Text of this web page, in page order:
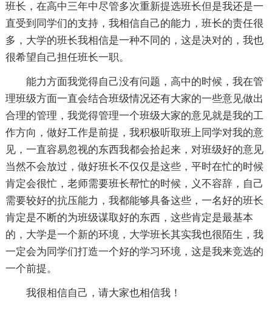
班长，在高中三年中尽管多次重新提选班长但是我还是一
直受到同学们的支持，我相信自己的能力，班长的责任很
多，大学的班长我相信是一种不同的，这是决对的，我也
很希望自己担任班长一职。
能力方面我觉得自己没有问题，高中的时候，我在管
理班级方面一直会结合班级情况还有大家的一些意见做出
合理的管理，我觉得管理一个班级大家的意见就是我的工
作方向，做好工作是前提，我积极听取班上同学对我的意
见，一直容易忽视的东西我都会拾起来，对班级好的意见
当然不会放过，做好班长不仅仅是这些，平时在忙的时候
肯定会很忙，老师需要班长帮忙的时候，义不容辞，自己
需要较好的抗压能力，我都能够具备这些，一名好的班长
肯定是不断的为班级谋取好的东西，这些肯定是最基本
的，大学是一个新的环境，大学班长其实我也很陌生，我
一定会为同学们打造一个好的学习环境，这是我来竞选的
一个前提。
我很相信自己，请大家也相信我！